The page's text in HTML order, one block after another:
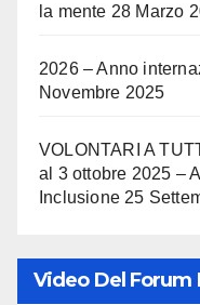
la mente 28 Marzo
2026 – Anno
Novembre 2025
VOLONTARI A
al 3 ottobre 2025 –
Inclusione 25
Video Del Forum